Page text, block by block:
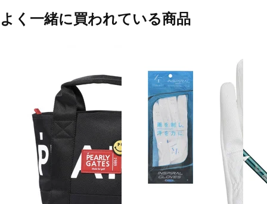
よく一緒に買われている商品